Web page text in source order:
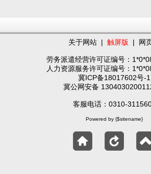
关于网站 | 触屏版 | 网
劳务派遣经营许可证编号：
人力资源服务许可证编号：
冀ICP备18017602号-1
冀公网安备
客服电话：0310-
Powered by {$sitename}